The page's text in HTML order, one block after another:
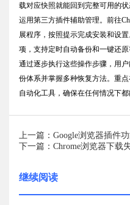
载对应快照就能回到完整可用的
运用第三方插件辅助管理。前往
展程序，按照提示完成安装和设
项，支持定时自动备份和一键还
通过逐步执行这些操作步骤，用
份体系并掌握多种恢复方法。重
自动化工具，确保在任何情况下都
上一篇：Google浏览器插件
下一篇：Chrome浏览器下载
继续阅读